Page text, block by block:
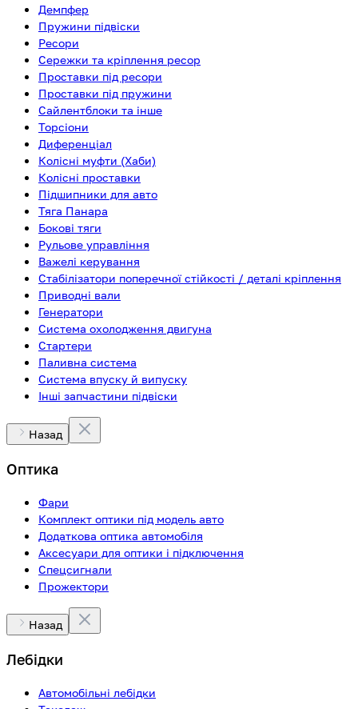
Демпфер
Пружини підвіски
Ресори
Сережки та кріплення ресор
Проставки під ресори
Проставки під пружини
Сайлентблоки та інше
Торсіони
Диференціал
Колісні муфти (Хаби)
Колісні проставки
Підшипники для авто
Тяга Панара
Бокові тяги
Рульове управління
Важелі керування
Стабілізатори поперечної стійкості / деталі кріплення
Приводні вали
Генератори
Система охолодження двигуна
Стартери
Паливна система
Система впуску й випуску
Інші запчастини підвіски
Назад
Оптика
Фари
Комплект оптики під модель авто
Додаткова оптика автомобіля
Аксесуари для оптики і підключення
Спецсигнали
Прожектори
Назад
Лебідки
Автомобільні лебідки